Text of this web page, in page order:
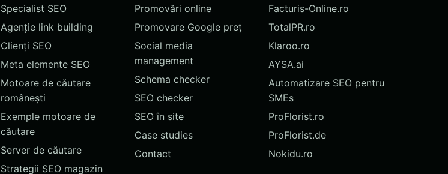
Specialist SEO
Agenție link building
Clienți SEO
Meta elemente SEO
Motoare de căutare
românești
Exemple motoare de
căutare
Server de căutare
Strategii SEO magazin
Promovări online
Promovare Google preț
Social media
management
Schema checker
SEO checker
SEO în site
Case studies
Contact
Facturis-Online.ro
TotalPR.ro
Klaroo.ro
AYSA.ai
Automatizare SEO pentru
SMEs
ProFlorist.ro
ProFlorist.de
Nokidu.ro